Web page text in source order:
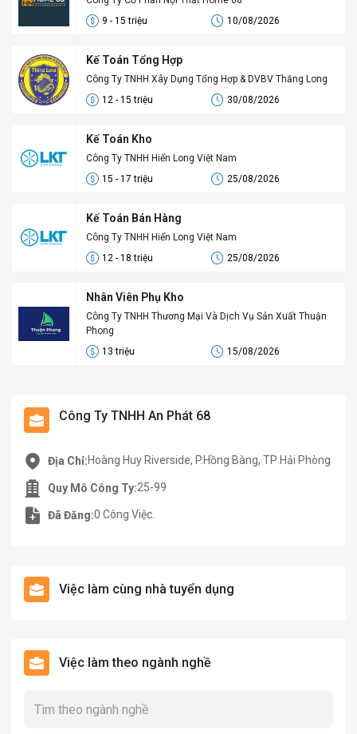
9 - 15 triệu
10/08/2026
Kế Toán Tổng Hợp
Công Ty TNHH Xây Dựng Tổng Hợp & DVBV Thăng Long
12 - 15 triệu
30/08/2026
Kế Toán Kho
Công Ty TNHH Hiển Long Việt Nam
15 - 17 triệu
25/08/2026
Kế Toán Bán Hàng
Công Ty TNHH Hiển Long Việt Nam
12 - 18 triệu
25/08/2026
Nhân Viên Phụ Kho
Công Ty TNHH Thương Mại Và Dịch Vụ Sản Xuất Thuận
Phong
13 triệu
15/08/2026
Công Ty TNHH An Phát 68
Địa Chỉ:Hoàng Huy Riverside, P.Hồng Bàng, TP Hải Phòng
Quy Mô Công Ty:25-99
Đã Đăng:0 Công Việc.
Việc làm cùng nhà tuyển dụng
Việc làm theo ngành nghề